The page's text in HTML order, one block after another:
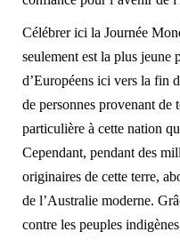
Célébrer ici la Journée
seulement est la plus jeune
d’Européens ici vers la fin
de personnes provenant de
particulière à cette nation
Cependant, pendant des
originaires de cette terre,
de l’Australie moderne.
contre les peuples